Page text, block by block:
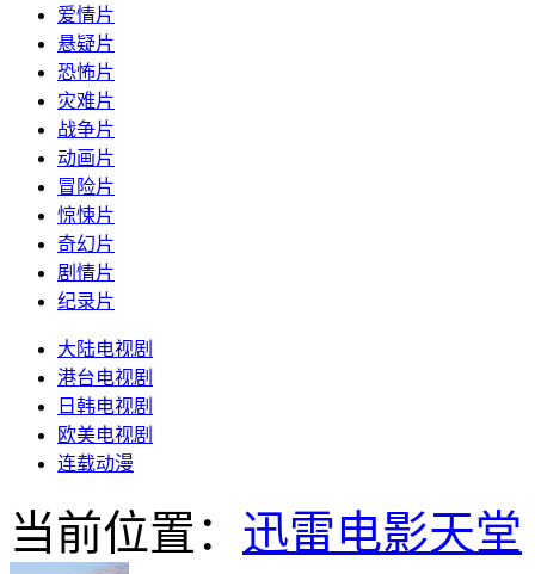
爱情片
悬疑片
恐怖片
灾难片
战争片
动画片
冒险片
惊悚片
奇幻片
剧情片
纪录片
大陆电视剧
港台电视剧
日韩电视剧
欧美电视剧
连载动漫
当前位置： 迅雷电影天堂